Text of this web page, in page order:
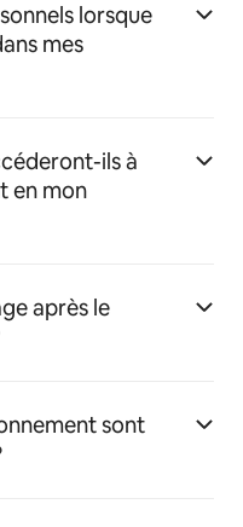
lorsque
mes
ils à
en mon
après le
sont